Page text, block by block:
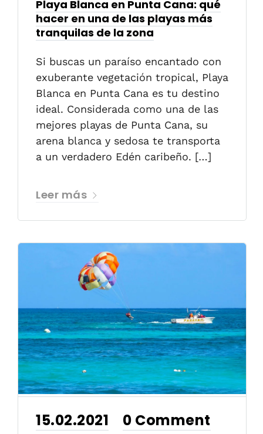
Playa Blanca en Punta Cana: qué
hacer en una de las playas más
tranquilas de la zona
Si buscas un paraíso encantado con
exuberante vegetación tropical, Playa
Blanca en Punta Cana es tu destino
ideal. Considerada como una de las
mejores playas de Punta Cana, su
arena blanca y sedosa te transporta
a un verdadero Edén caribeño. […]
Leer más
15.02.2021 0 Comment